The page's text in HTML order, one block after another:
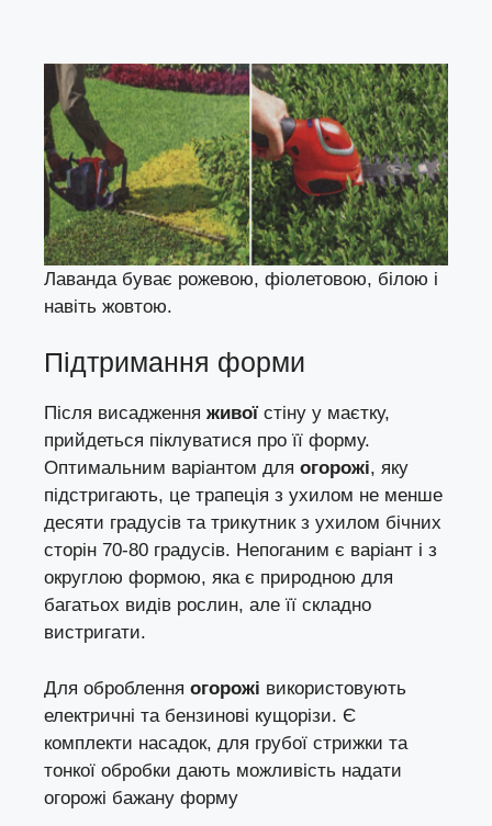
Лаванда буває рожевою, фіолетовою, білою і
навіть жовтою.
Підтримання форми
Після висадження живої стіну у маєтку,
прийдеться піклуватися про її форму.
Оптимальним варіантом для огорожі, яку
підстригають, це трапеція з ухилом не менше
десяти градусів та трикутник з ухилом бічних
сторін 70-80 градусів. Непоганим є варіант і з
округлою формою, яка є природною для
багатьох видів рослин, але її складно
вистригати.
Для оброблення огорожі використовують
електричні та бензинові кущорізи. Є
комплекти насадок, для грубої стрижки та
тонкої обробки дають можливість надати
огорожі бажану форму